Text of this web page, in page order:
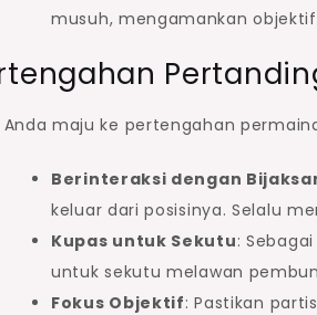
musuh, mengamankan
Anda maju ke pertengahan
Berinteraksi dengan
keluar dari posisinya. Selalu
Kupas untuk Sekutu:
untuk sekutu melawan
Fokus Objektif: Pastikan